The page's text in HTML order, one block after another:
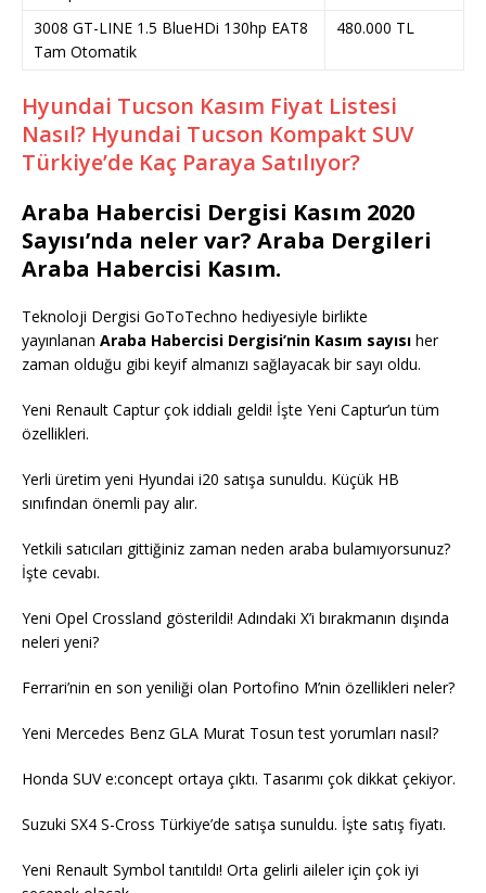
3008 GT-LINE 1.5 BlueHDi 130hp EAT8
Tam Otomatik
480.000 TL
Hyundai Tucson Kasım Fiyat Listesi
Nasıl? Hyundai Tucson Kompakt SUV
Türkiye’de Kaç Paraya Satılıyor?
Araba Habercisi Dergisi Kasım 2020
Sayısı’nda neler var? Araba Dergileri
Araba Habercisi Kasım.
Teknoloji Dergisi GoToTechno hediyesiyle birlikte
yayınlanan Araba Habercisi Dergisi’nin Kasım sayısı her
zaman olduğu gibi keyif almanızı sağlayacak bir sayı oldu.
Yeni Renault Captur çok iddialı geldi! İşte Yeni Captur’un tüm
özellikleri.
Yerli üretim yeni Hyundai i20 satışa sunuldu. Küçük HB
sınıfından önemli pay alır.
Yetkili satıcıları gittiğiniz zaman neden araba bulamıyorsunuz?
İşte cevabı.
Yeni Opel Crossland gösterildi! Adındaki X’i bırakmanın dışında
neleri yeni?
Ferrari’nin en son yeniliği olan Portofino M’nin özellikleri neler?
Yeni Mercedes Benz GLA Murat Tosun test yorumları nasıl?
Honda SUV e:concept ortaya çıktı. Tasarımı çok dikkat çekiyor.
Suzuki SX4 S-Cross Türkiye’de satışa sunuldu. İşte satış fiyatı.
Yeni Renault Symbol tanıtıldı! Orta gelirli aileler için çok iyi